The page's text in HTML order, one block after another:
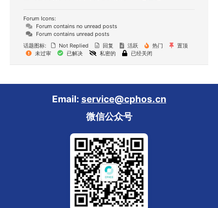
Forum Icons:
Forum contains no unread posts
Forum contains unread posts
话题图标:
Not Replied 回复 活跃 热门
置顶
未过审
已解决 私密的 已经关闭
Email: service@cphos.cn
微信公众号